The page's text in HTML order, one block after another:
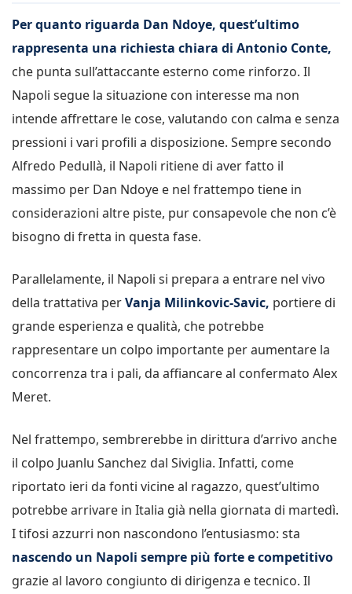
Per quanto riguarda Dan Ndoye, quest’ultimo
rappresenta una richiesta chiara di Antonio Conte,
che punta sull’attaccante esterno come rinforzo. Il
Napoli segue la situazione con interesse ma non
intende affrettare le cose, valutando con calma e senza
pressioni i vari profili a disposizione. Sempre secondo
Alfredo Pedullà, il Napoli ritiene di aver fatto il
massimo per Dan Ndoye e nel frattempo tiene in
considerazioni altre piste, pur consapevole che non c’è
bisogno di fretta in questa fase.
Parallelamente, il Napoli si prepara a entrare nel vivo
della trattativa perVanja Milinkovic-Savic, portiere di
grande esperienza e qualità, che potrebbe
rappresentare un colpo importante per aumentare la
concorrenza tra i pali, da affiancare al confermato Alex
Meret.
Nel frattempo, sembrerebbe in dirittura d’arrivo anche
il colpo Juanlu Sanchez dal Siviglia. Infatti, come
riportato ieri da fonti vicine al ragazzo, quest’ultimo
potrebbe arrivare in Italia già nella giornata di martedì.
I tifosi azzurri non nascondono l’entusiasmo: sta
nascendo un Napoli sempre più forte e competitivo
grazie al lavoro congiunto di dirigenza e tecnico. Il